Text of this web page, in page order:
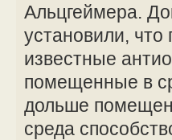
Альцгеймера.
установили,
известные
помещенные в
дольше
среда